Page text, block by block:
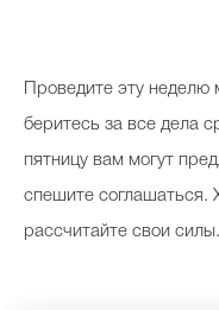
Проведите эту
беритесь за все дела
пятницу вам могут
спешите соглашаться.
рассчитайте свои силы.